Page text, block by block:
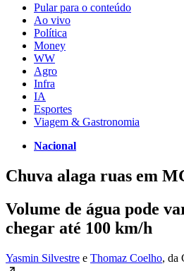
Pular para o conteúdo
Ao vivo
Política
Money
WW
Agro
Infra
IA
Esportes
Viagem & Gastronomia
Nacional
Chuva alaga ruas em
Volume de água pode
chegar até 100 km/h
Yasmin Silvestre e Thomaz Coelho, da